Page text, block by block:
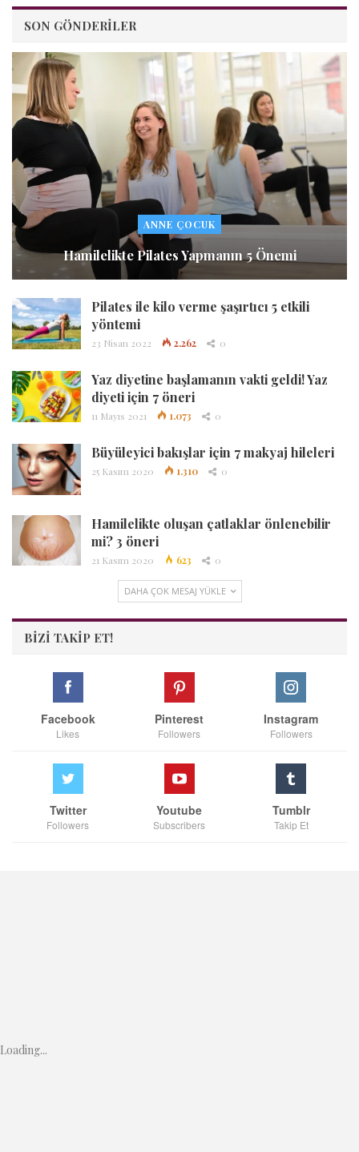
SON GÖNDERILER
ANNE ÇOCUK
Hamilelikte Pilates Yapmanın 5 Önemi
Pilates ile kilo verme şaşırtıcı 5 etkili
yöntemi
23 Nisan 2022 2.262 0
Yaz diyetine başlamanın vakti geldi! Yaz
diyeti için 7 öneri
11 Mayıs 2021 1.073 0
Büyüleyici bakışlar için 7 makyaj hileleri
25 Kasım 2020 1.310 0
Hamilelikte oluşan çatlaklar önlenebilir
mi? 3 öneri
21 Kasım 2020 623 0
DAHA ÇOK MESAJ YÜKLE
BIZI TAKIP ET!
Facebook
Likes
Pinterest
Followers
Instagram
Followers
Twitter
Followers
Youtube
Subscribers
Tumblr
Takip Et
Loading...